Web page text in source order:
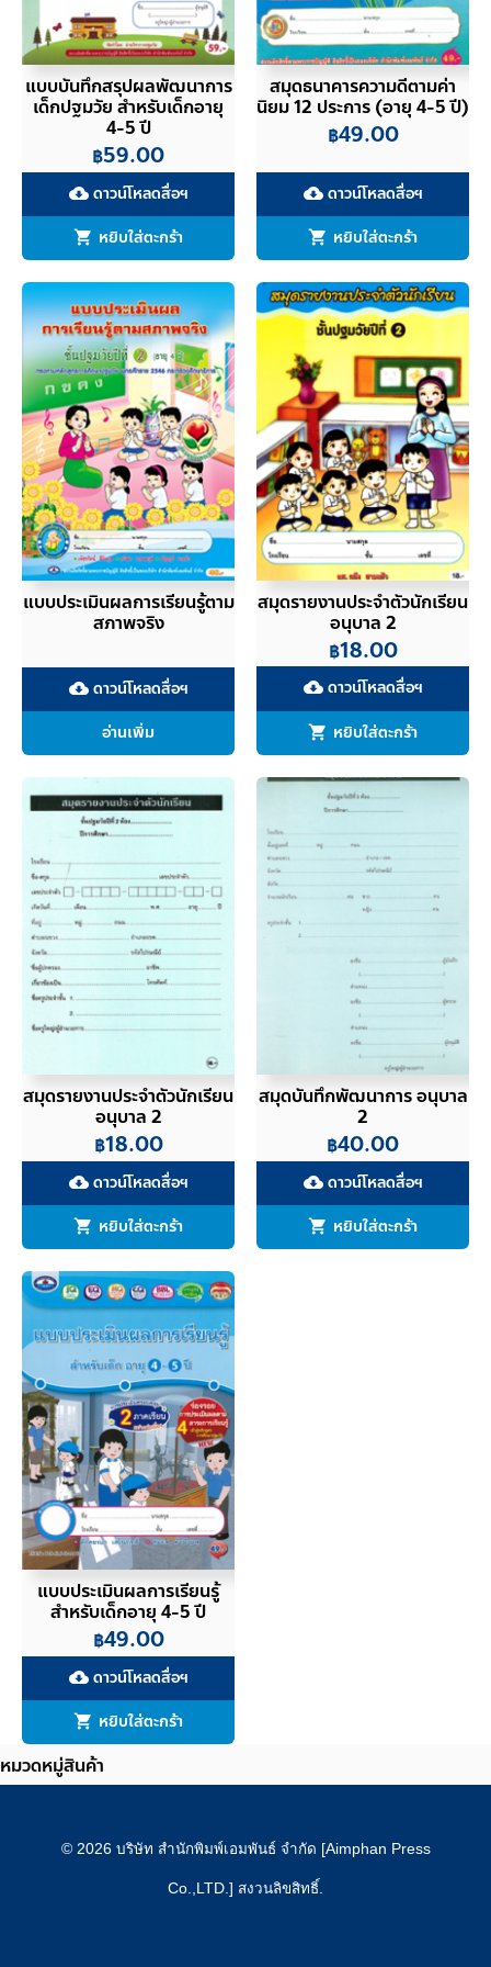
แบบบันทึกสรุปผลพัฒนาการ
เด็กปฐมวัย สำหรับเด็กอายุ
4-5 ปี
฿59.00
cloud_downloadดาวน์โหลดสื่อฯ
หยิบใส่ตะกร้า
สมุดธนาคารความดีตามค่า
นิยม 12 ประการ (อายุ 4-5 ปี)
฿49.00
cloud_downloadดาวน์โหลดสื่อฯ
หยิบใส่ตะกร้า
แบบประเมินผลการเรียนรู้ตาม
สภาพจริง
cloud_downloadดาวน์โหลดสื่อฯ
อ่านเพิ่ม
สมุดรายงานประจำตัวนักเรียน
อนุบาล 2
฿18.00
cloud_downloadดาวน์โหลดสื่อฯ
หยิบใส่ตะกร้า
สมุดรายงานประจำตัวนักเรียน
อนุบาล 2
฿18.00
cloud_downloadดาวน์โหลดสื่อฯ
หยิบใส่ตะกร้า
สมุดบันทึกพัฒนาการ อนุบาล
2
฿40.00
cloud_downloadดาวน์โหลดสื่อฯ
หยิบใส่ตะกร้า
แบบประเมินผลการเรียนรู้
สำหรับเด็กอายุ 4-5 ปี
฿49.00
cloud_downloadดาวน์โหลดสื่อฯ
หยิบใส่ตะกร้า
หมวดหมู่สินค้า
© 2026 บริษัท สำนักพิมพ์เอมพันธ์ จำกัด [Aimphan Press
Co.,LTD.] สงวนลิขสิทธิ์.